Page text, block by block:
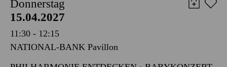
11:30 - 12:15
NATIONAL-BANK Pavillon
PHILHARMONIE ENTDECKEN · BABYKONZERT
"HÖR MAL, WIE DAS